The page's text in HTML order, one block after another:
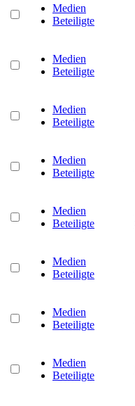
Medien
Beteiligte
Medien
Beteiligte
Medien
Beteiligte
Medien
Beteiligte
Medien
Beteiligte
Medien
Beteiligte
Medien
Beteiligte
Medien
Beteiligte